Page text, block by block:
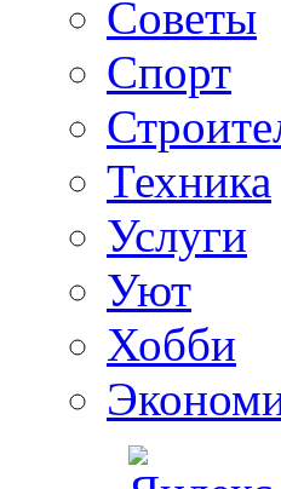
Советы
Спорт
Техника
Услуги
Уют
Хобби